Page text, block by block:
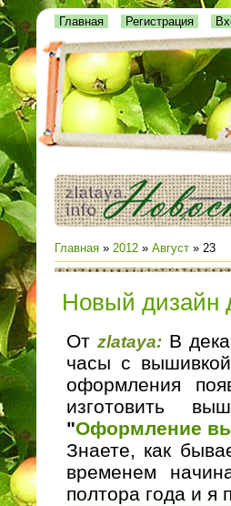
Главная Регистрация
Главная » 2012 » Август » 23
Новый дизайн
От zlataya: В
часы с
оформления
изготовить
"Оформление
Знаете, как
временем
полтора года и